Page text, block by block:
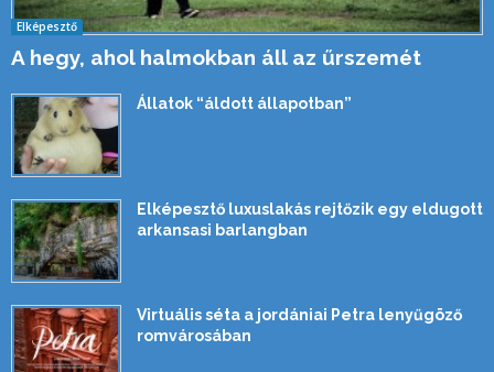
Elképesztő
A hegy, ahol halmokban áll az űrszemét
Állatok “áldott állapotban”
Elképesztő luxuslakás rejtőzik egy eldugott
arkansasi barlangban
Virtuális séta a jordániai Petra lenyűgöző
romvárosában